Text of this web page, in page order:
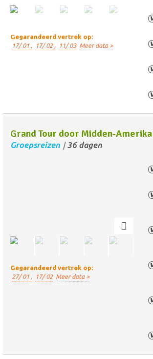
Gegarandeerd vertrek op:
17/ 01 ,
17/ 02 , 11/ 03 Meer data >
Grand Tour door Midden-Amerika
Groepsreizen / 36 dagen
Gegarandeerd vertrek op:
27/ 01 ,
17/ 02 Meer data >